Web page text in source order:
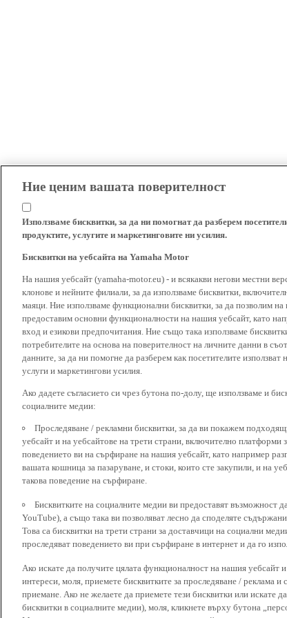
Ние ценим вашата поверителност
Използваме бисквитки, за да ни помогнат да разберем
продуктите, услугите и маркетинговите ни усилия.
Бисквитки на уебсайта на Yamaha Motor
На нашия уебсайт (yamaha-motor.eu) - и всякакви негови местни
клонове и нейните филиали, за да използваме бисквитки,
маяци. Ние използваме функционални бисквитки, за да позволим
предоставим основни функционалности на нашия уебсайт, като
вход и езикови предпочитания. Ние също така използваме
потребителите на основа на поверителност на личните данни в
данните, за да ни помогне да разберем как посетителите
услуги и маркетингови усилия.
Ако дадете съгласието си чрез бутона по-долу, ще използваме и
социалните медии:
Проследяване / рекламни бисквитки, за да ви покажем
уебсайт и на уебсайтове на трети страни, включително платформи
поведението ви на сърфиране на нашия уебсайт, като например
вашата кошница за пазаруване, и стоки, които сте закупили, и на
такова поведение на сърфиране.
Бисквитките на социалните медии ви предоставят възможност
YouTube), а също така ви позволяват лесно да споделяте
Това са бисквитки на трети страни за доставчици на социални
проследяват поведението ви при сърфиране в интернет и да го
Ако искате да получите цялата функционалност на нашия уебсайт
интереси, моля, приемете бисквитките за проследяване / реклама
приемане. Ако не желаете да приемете тези бисквитки или искате
бисквитки в социалните медии), моля, кликнете върху бутона